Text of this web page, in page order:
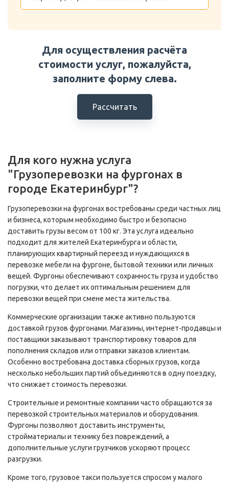
Для осуществления расчёта
стоимости услуг, пожалуйста,
заполните форму слева.
Рассчитать
Для кого нужна услуга
"Грузоперевозки на фургонах в
городе Екатеринбург"?
Грузоперевозки на фургонах востребованы среди частных лиц
и бизнеса, которым необходимо быстро и безопасно
доставить грузы весом от 100 кг. Эта услуга идеально
подходит для жителей Екатеринбурга и области,
планирующих квартирный переезд и нуждающихся в
перевозке мебели на фургоне, бытовой техники или личных
вещей. Фургоны обеспечивают сохранность груза и удобство
погрузки, что делает их оптимальным решением для
перевозки вещей при смене места жительства.
Коммерческие организации также активно пользуются
доставкой грузов фургонами. Магазины, интернет-продавцы и
поставщики заказывают транспортировку товаров для
пополнения складов или отправки заказов клиентам.
Особенно востребована доставка сборных грузов, когда
несколько небольших партий объединяются в одну поездку,
что снижает стоимость перевозки.
Строительные и ремонтные компании часто обращаются за
перевозкой строительных материалов и оборудования.
Фургоны позволяют доставить инструменты,
стройматериалы и технику без повреждений, а
дополнительные услуги грузчиков ускоряют процесс
разгрузки.
Кроме того, грузовое такси пользуется спросом у малого